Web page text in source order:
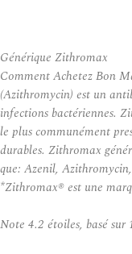
Générique Zithromax
Comment Achetez Bon
(Azithromycin) est un
infections bactériennes.
le plus communément
durables. Zithromax
que: Azenil,
*Zithromax® est une
Note 4.2 étoiles, basé sur